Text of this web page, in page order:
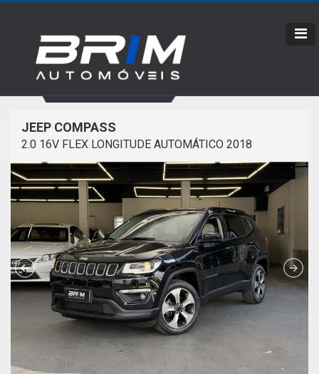
JEEP COMPASS
2.0 16V FLEX LONGITUDE AUTOMÁTICO 2018